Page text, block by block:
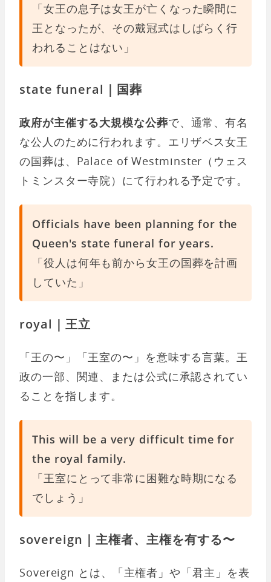
「女王の息子は女王が亡くなった瞬間に
王となったが、その戴冠式はしばらく行
われることはない」
state funeral｜国葬
政府が主催する大規模な公葬で、通常、有名
な公人のために行われます。エリザベス女王
の国葬は、Palace of Westminster（ウェス
トミンスター寺院）にて行われる予定です。
Officials have been planning for the
Queen's state funeral for years.
「役人は何年も前から女王の国葬を計画
していた」
royal｜王立
「王の〜」「王室の〜」を意味する言葉。王
政の一部、関連、または公式に承認されてい
ることを指します。
This will be a very difficult time for
the royal family.
「王室にとって非常に困難な時期になる
でしょう」
sovereign｜主権者、主権を有する〜
Sovereign とは、「主権者」や「君主」を表